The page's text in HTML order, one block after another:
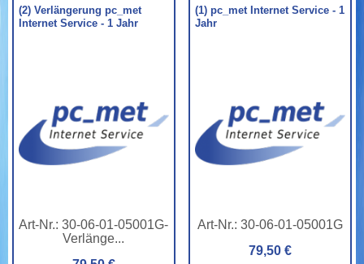
(2) Verlängerung pc_met
Internet Service - 1 Jahr
Art-Nr.:30-06-01-05001G-
Verlänge...
(1) pc_met Internet Service - 1
Jahr
Art-Nr.:30-06-01-05001G
79,50 €